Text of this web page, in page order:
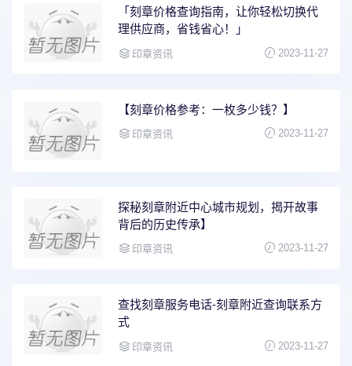
「刻章价格查询指南，让你轻松切换代
理供应商，省钱省心！」
印章资讯 2023-11-27
【刻章价格参考：一枚多少钱？】
印章资讯 2023-11-27
探秘刻章附近中心城市规划，揭开故事
背后的历史传承】
印章资讯 2023-11-27
查找刻章服务电话-刻章附近查询联系方
式
印章资讯 2023-11-27